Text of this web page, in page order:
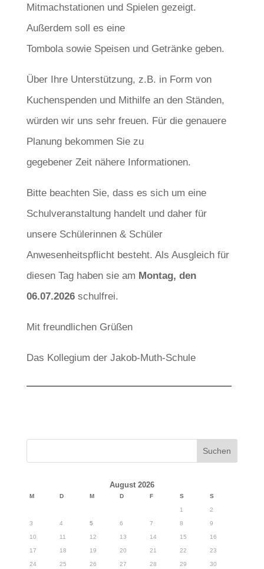
Mitmachstationen und Spielen gezeigt.
Außerdem soll es eine
Tombola sowie Speisen und Getränke geben.
Über Ihre Unterstützung, z.B. in Form von
Kuchenspenden und Mithilfe an den Ständen,
würden wir uns sehr freuen. Für die genauere
Planung bekommen Sie zu
gegebener Zeit nähere Informationen.
Bitte beachten Sie, dass es sich um eine
Schulveranstaltung handelt und daher für
unsere Schülerinnen & Schüler
Anwesenheitspflicht besteht. Als Ausgleich für
diesen Tag haben sie am Montag, den
06.07.2026schulfrei.
Mit freundlichen Grüßen
Das Kollegium der Jakob-Muth-Schule
August 2026
M D M D F S S
1 2
3 4 5 6 7 8 9
10 11 12 13 14 15 16
17 18 19 20 21 22 23
24 25 26 27 28 29 30